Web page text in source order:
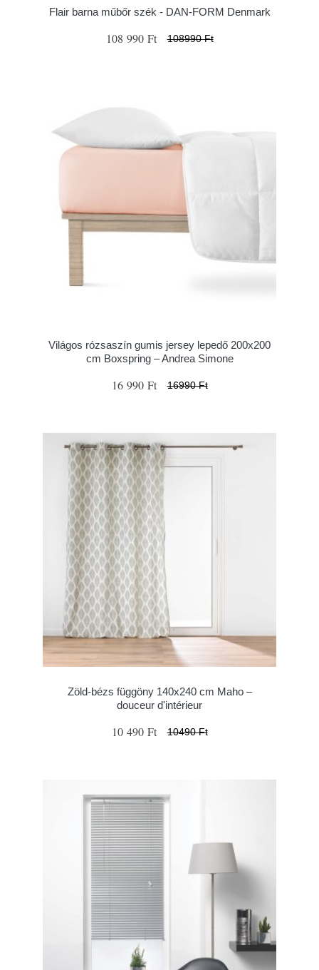
Flair barna műbőr szék - ​​​​​DAN-FORM Denmark
108 990 Ft 108990 Ft
Világos rózsaszín gumis jersey lepedő 200x200
cm Boxspring – Andrea Simone
16 990 Ft 16990 Ft
Zöld-bézs függöny 140x240 cm Maho –
douceur d'intérieur
10 490 Ft 10490 Ft